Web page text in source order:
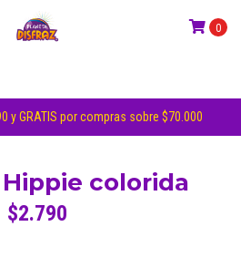
y GRATIS por compras sobre $70.000
0
colorida
$2.790